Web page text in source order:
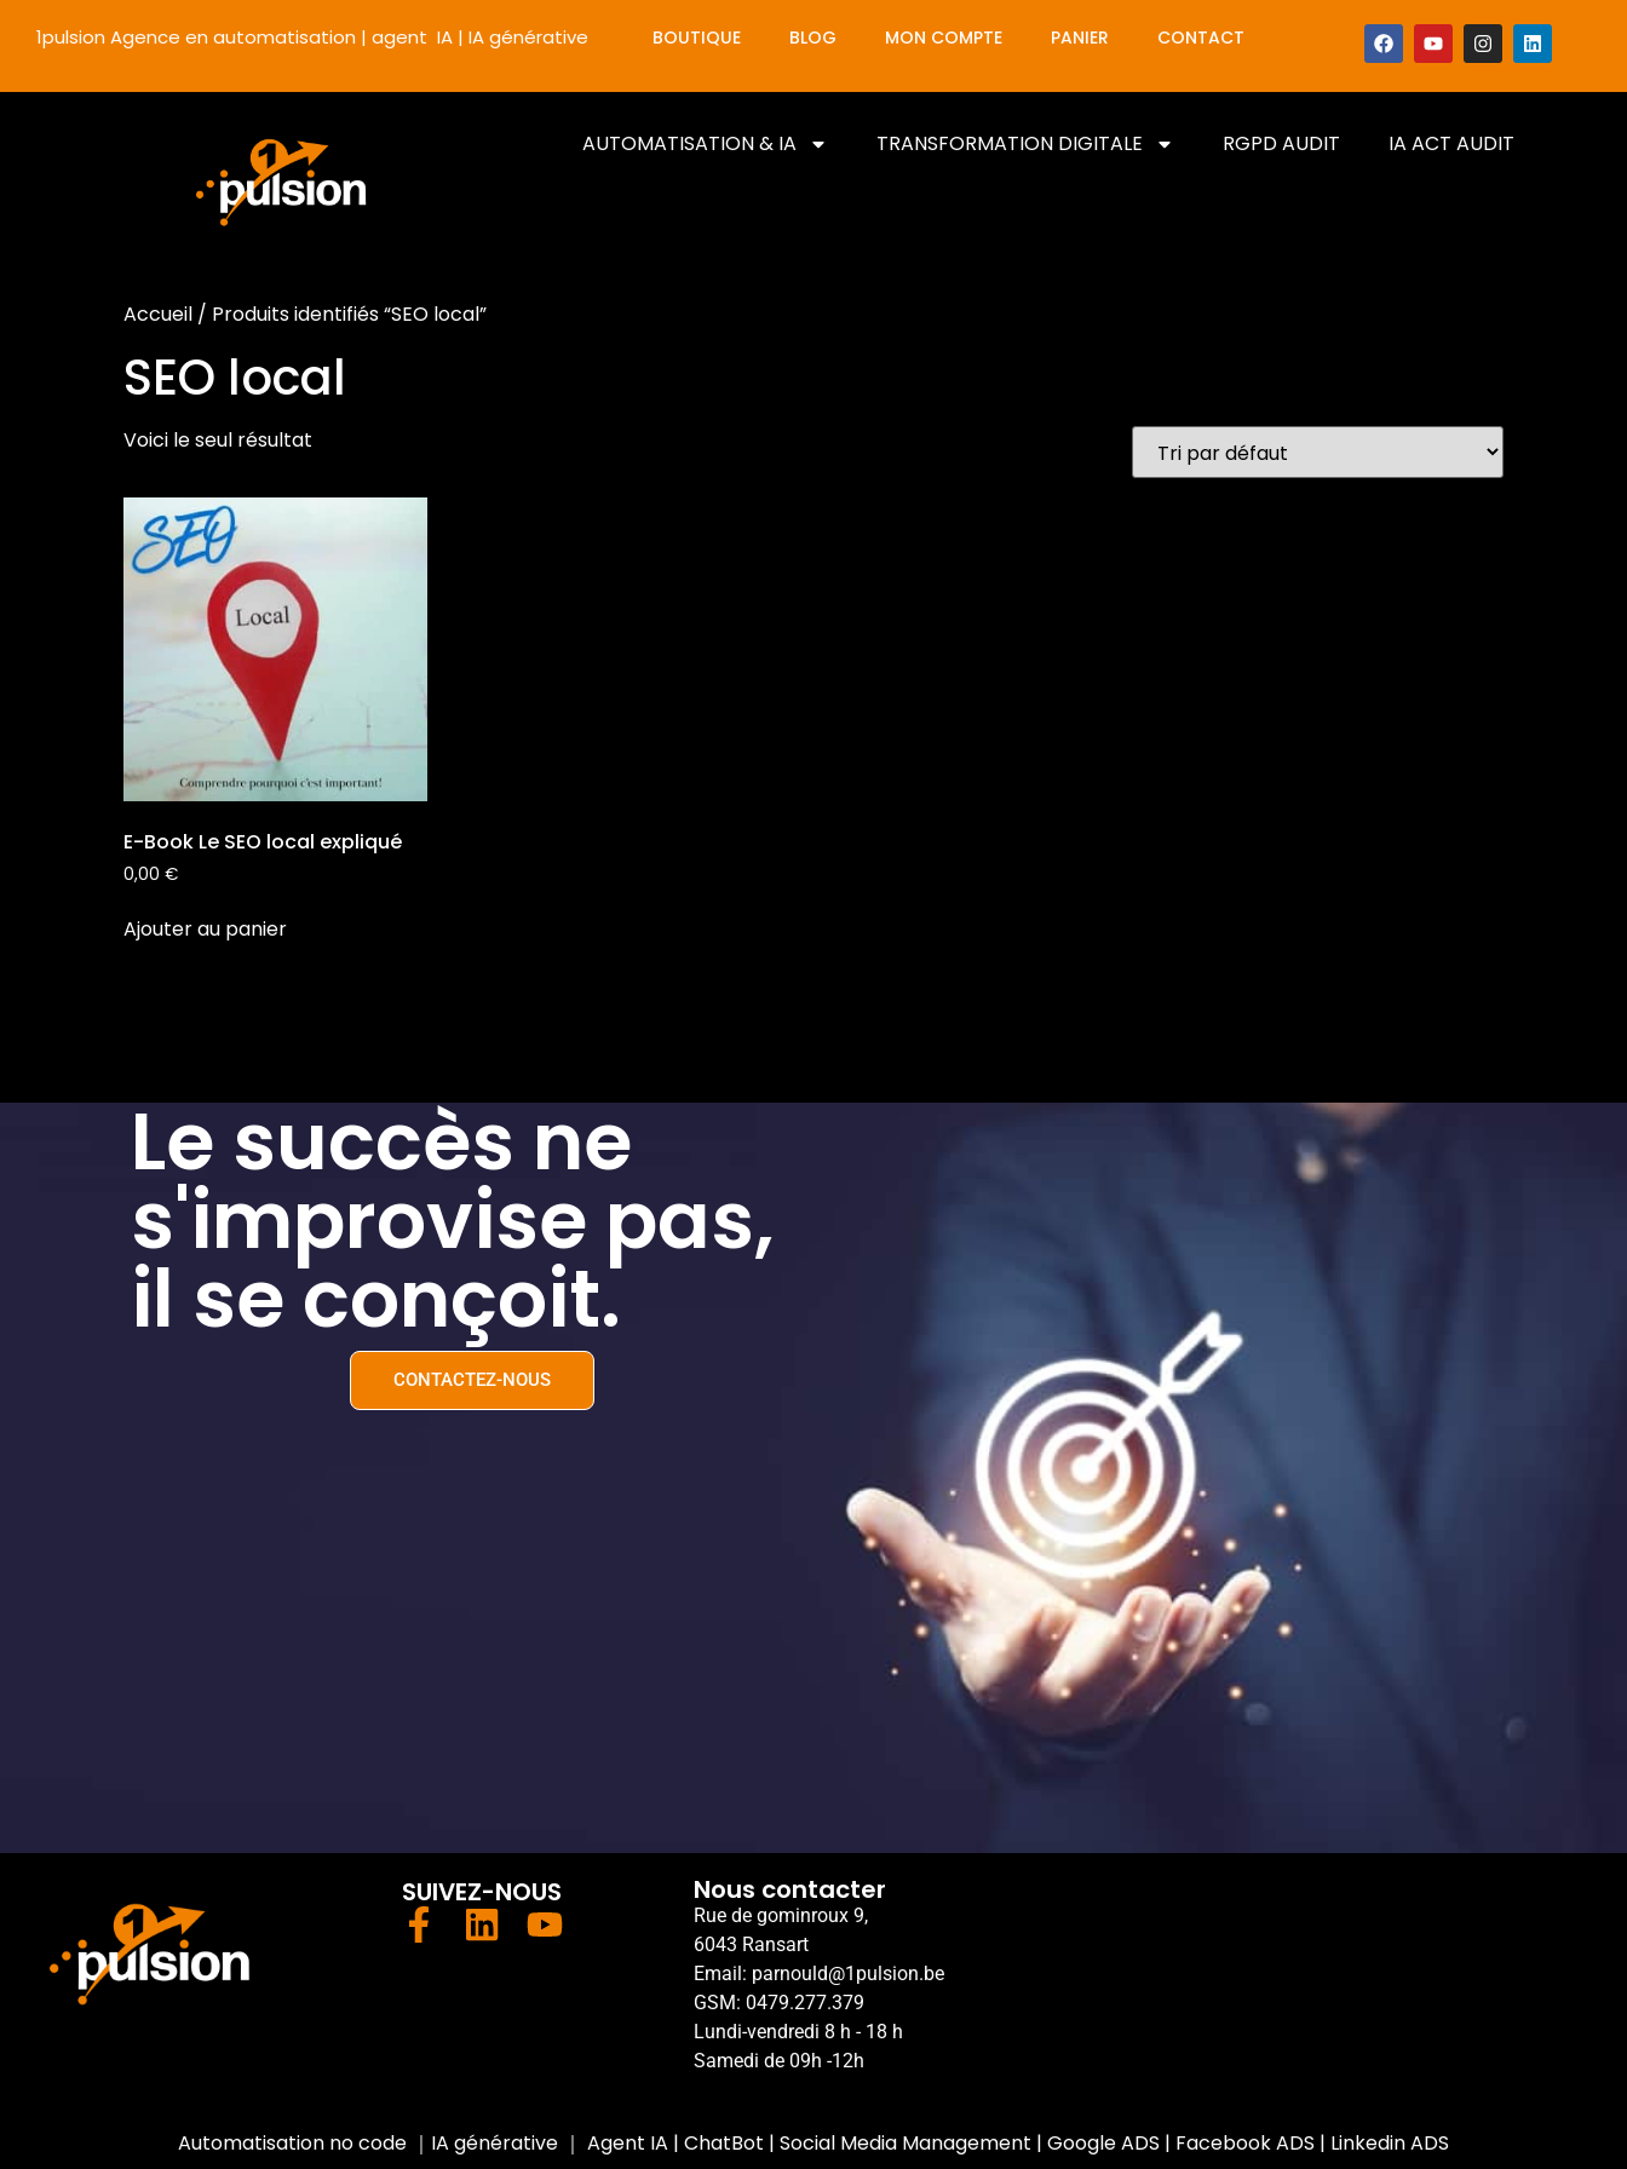
1pulsion Agence en automatisation | agent IA | IA générative BOUTIQUE BLOG MON COMPTE PANIER CONTACT
AUTOMATISATION & IA TRANSFORMATION DIGITALE RGPD AUDIT IA ACT AUDIT
Accueil / Produits identifiés “SEO local”
SEO local
Voici le seul résultat
E-Book Le SEO local expliqué
0,00 €
Ajouter au panier
Le succès ne
s'improvise pas,
il se conçoit.
CONTACTEZ-NOUS
SUIVEZ-NOUS Nous contacter
Rue de gominroux 9,
6043 Ransart
Email: parnould@1pulsion.be
GSM: 0479.277.379
Lundi-vendredi 8 h - 18 h
Samedi de 09h -12h
Automatisation no code ｜ IA générative ｜ Agent IA | ChatBot | Social Media Management | Google ADS | Facebook ADS | Linkedin ADS